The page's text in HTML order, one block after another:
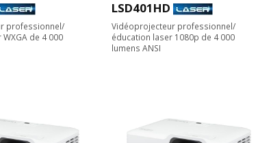
professionnel/
de 4 000
LSD401HD
Vidéoprojecteur professionnel/
éducation laser 1080p de 4 000
lumens ANSI